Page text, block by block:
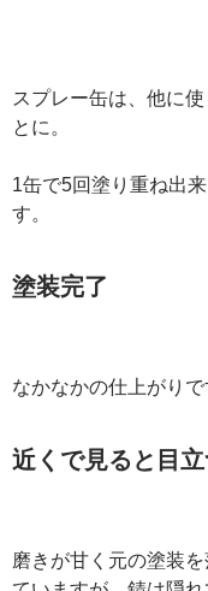
スプレー缶は、他に
とに。
1缶で5回塗り重ね出
す。
塗装完了
なかなかの仕上がりで
近くで見ると目
磨きが甘く元の塗装